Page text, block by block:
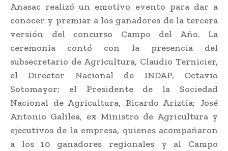
Anasac realizó un emotivo evento para dar a
conocer y premiar a los ganadores de la tercera
versión del concurso Campo del Año. La
ceremonia contó con la presencia del
subsecretario de Agricultura, Claudio Ternicier,
el Director Nacional de INDAP, Octavio
Sotomayor; el Presidente de la Sociedad
Nacional de Agricultura, Ricardo Ariztía; José
Antonio Galilea, ex Ministro de Agricultura y
ejecutivos de la empresa, quienes acompañaron
a los 10 ganadores regionales y al Campo